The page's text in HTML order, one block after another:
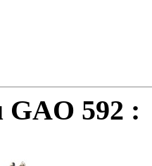
592 :